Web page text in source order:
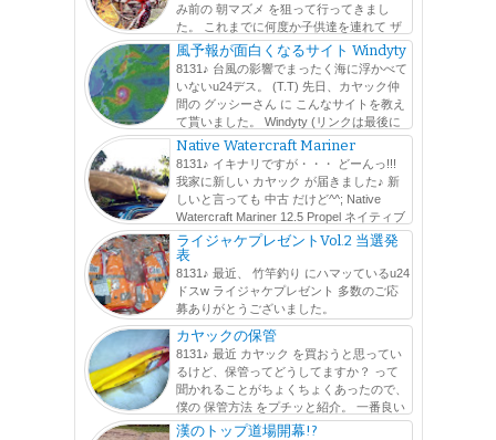
み前の 朝マズメ を狙って行ってきまし
た。 これまでに何度か子供達を連れて ザ
リガニ釣り に行ってるんですが、 子供よりも確実に大人
が夢中になりますw faceboo...
風予報が面白くなるサイト Windyty
8131♪ 台風の影響でまったく海に浮かべて
いないu24デス。 (T.T) 先日、カヤック仲
間の グッシーさん に こんなサイトを教え
て貰いました。 Windyty (リンクは最後に
貼っておきます) アニメーション で風の動きが分かりま
す。 風は、高度毎...
Native Watercraft Mariner
8131♪ イキナリですが・・・ どーんっ!!!
我家に新しい カヤック が届きました♪ 新
しいと言っても 中古 だけど^^; Native
Watercraft Mariner 12.5 Propel ネイティブ
ウォータークラフト マリナー 俗に...
ライジャケプレゼントVol.2 当選発
表
8131♪ 最近、 竹竿釣り にハマッているu24
ドスw ライジャケプレゼント 多数のご応
募ありがとうございました。
http://www.likes.okinawa/2015/11/mazume-vol2.html たくさ
んの人にこの活動を知って貰えたのは嬉しい...
カヤックの保管
8131♪ 最近 カヤック を買おうと思ってい
るけど、保管ってどうしてますか？ って
聞かれることがちょくちょくあったので、
僕の 保管方法 をプチッと紹介。 一番良い
保管方法は、 屋内 に 平置き することだと思いますが ...
漢のトップ道場開幕!?